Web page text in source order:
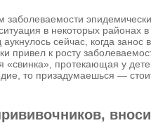
в некоторых районах
сейчас, когда занос
привел к росту
«свинка», протекающая у
то призадумаешься —